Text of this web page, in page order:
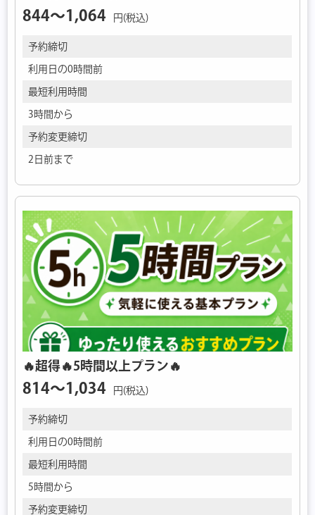
844〜1,064 円(税込)
予約締切
利用日の0時間前
最短利用時間
3時間から
予約変更締切
2日前まで
🔥超得🔥5時間以上プラン🔥
814〜1,034 円(税込)
予約締切
利用日の0時間前
最短利用時間
5時間から
予約変更締切